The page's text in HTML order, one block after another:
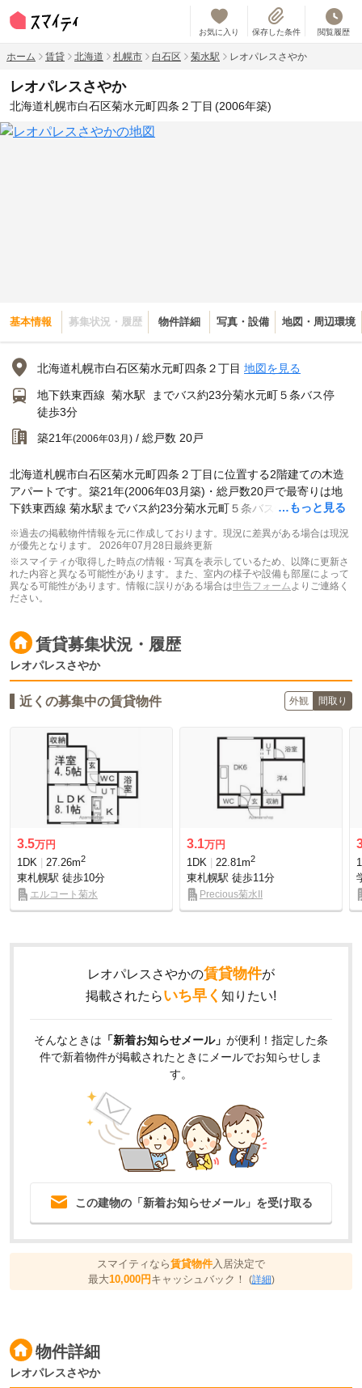
お気に入り 保存した条件 閲覧履歴
ホーム 賃貸 北海道 札幌市 白石区 菊水駅 レオパレスさやか
レオパレスさやか
北海道札幌市白石区菊水元町四条２丁目 (2006年築)
基本情報 募集状況・履歴 物件詳細 写真・設備 地図・周辺環境
北海道札幌市白石区菊水元町四条２丁目 地図を見る
地下鉄東西線 菊水駅
までバス約23分菊水元町５条バス停
徒歩3分
築21年(2006年03月) / 総戸数 20戸
…もっと見る
北海道札幌市白石区菊水元町四条２丁目に位置する2階建ての木造
アパートです。築21年(2006年03月築)・総戸数20戸で最寄りは地
下鉄東西線 菊水駅までバス約23分菊水元町５条バス停 徒歩3分で
※過去の掲載物件情報を元に作成しております。現況に差異がある場合は現況
が優先となります。 2026年07月28日最終更新
※スマイティが取得した時点の情報・写真を表示しているため、以降に更新さ
れた内容と異なる可能性があります。また、室内の様子や設備も部屋によって
異なる可能性があります。情報に誤りがある場合は申告フォームよりご連絡く
ださい。
賃貸募集状況・履歴
レオパレスさやか
近くの募集中の賃貸物件 外観 間取り
3.5万円
1DK
27.26m2
東札幌駅 徒歩10分
エルコート菊水
3.1万円
1DK
22.81m2
東札幌駅 徒歩11分
Precious菊水II
レオパレスさやかの賃貸物件が
掲載されたらいち早く 知りたい!
そんなときは 「新着お知らせメール」 が便利！指定した条
件で新着物件が掲載されたときにメールでお知らせしま
す。
この建物の「新着お知らせメール」を受け取る
スマイティなら賃貸物件 入居決定で
最大10,000円キャッシュバック！ (詳細)
物件詳細
レオパレスさやか